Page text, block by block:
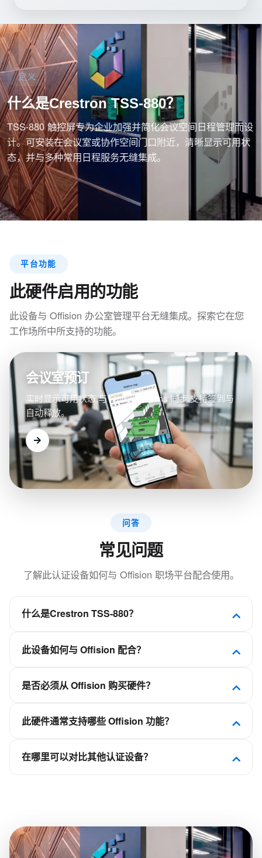
定义
什么是Crestron TSS-880？
TSS-880 触控屏专为企业加强并简化会议空间日程管理而设
计。可安装在会议室或协作空间门口附近，清晰显示可用状
态，并与多种常用日程服务无缝集成。
平台功能
此硬件启用的功能
此设备与 Offision 办公室管理平台无缝集成。探索它在您
工作场所中所支持的功能。
会议室预订
实时显示可用状态,与 Outlook/Teams 同步,支持签到与
自动释放。
问答
常见问题
了解此认证设备如何与 Offision 职场平台配合使用。
什么是Crestron TSS-880？
理而设计。可安装在会议室或协作空间门口附近，清
此设备如何与 Offision 配合？
证，可连接 Offision，使会议室、工位、访客或看板
程应用。
是否必须从 Offision 购买硬件？
Crestron、Qbic、Neat、IAdea 等合作伙伴的认证面
户。
此硬件通常支持哪些 Offision 功能？
面显示器用于灵活工位，自助终端用于访客签到，看
在哪里可以对比其他认证设备？